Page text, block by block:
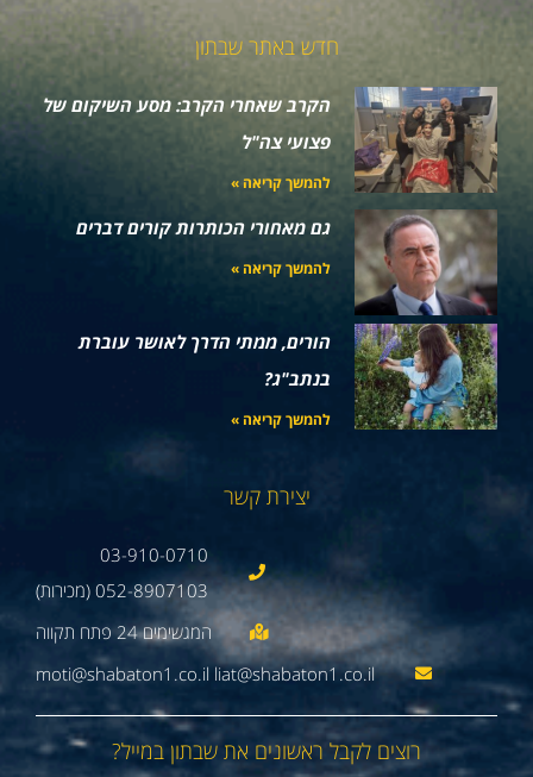
חדש באתר שבתון
הקרב שאחרי הקרב: מסע השיקום של
פצועי צה"ל
להמשך קריאה »
גם מאחורי הכותרות קורים דברים
להמשך קריאה »
הורים, ממתי הדרך לאושר עוברת
בנתב"ג?
להמשך קריאה »
יצירת קשר
03-910-0710
052-8907103 (מכירות)
moti@shabaton1.co.il liat@shabaton1.co.il
רוצים לקבל ראשונים את שבתון במייל?